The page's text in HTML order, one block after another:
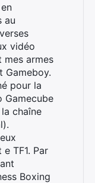
au
vidéo
mes armes
Gameboy.
pour la
Gamecube
chaîne
TF1. Par
Boxing